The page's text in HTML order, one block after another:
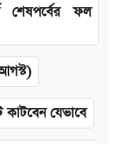
শেষপর্বের ফল
যেভাবে